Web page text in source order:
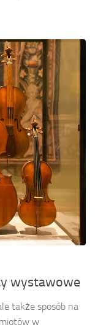
wystawowe
także sposób na
w